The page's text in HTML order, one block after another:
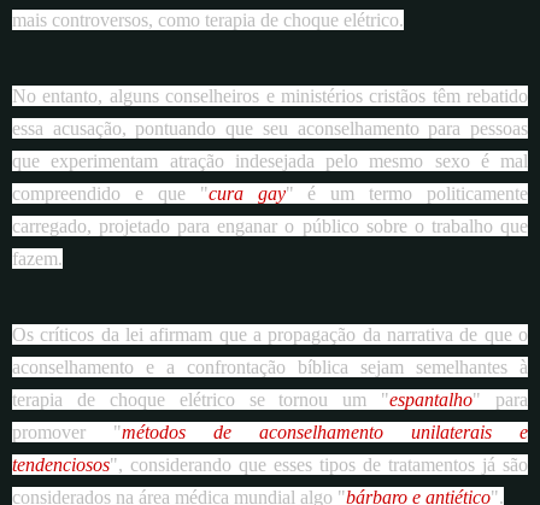
mais controversos, como terapia de choque elétrico.
No entanto, alguns conselheiros e ministérios cristãos têm rebatido
essa acusação, pontuando que seu aconselhamento para pessoas
que experimentam atração indesejada pelo mesmo sexo é mal
compreendido e que "cura gay" é um termo politicamente
carregado, projetado para enganar o público sobre o trabalho que
fazem.
Os críticos da lei afirmam que a propagação da narrativa de que o
aconselhamento e a confrontação bíblica sejam semelhantes à
terapia de choque elétrico se tornou um "espantalho" para
promover "métodos de aconselhamento unilaterais e
tendenciosos", considerando que esses tipos de tratamentos já são
considerados na área médica mundial algo "bárbaro e antiético".